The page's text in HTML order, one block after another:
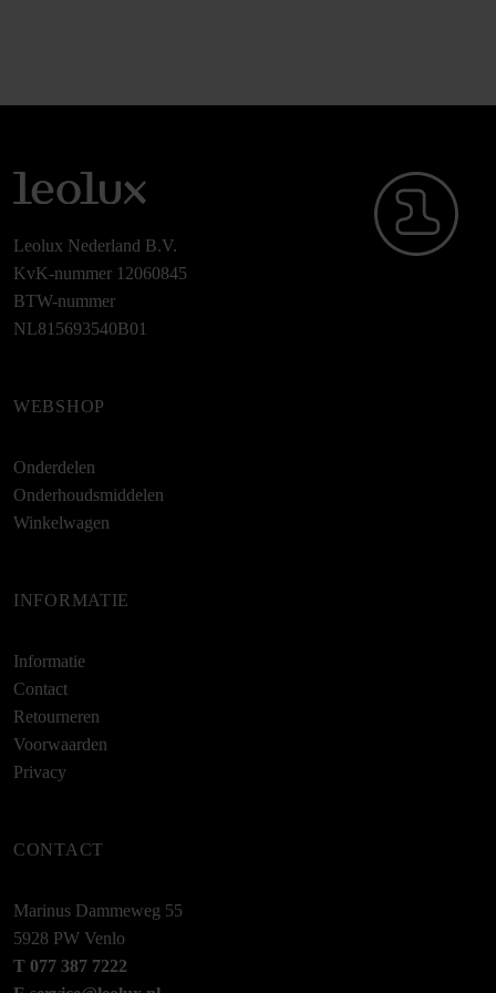
Leolux Nederland B.V.
KvK-nummer 12060845
BTW-nummer
NL815693540B01
WEBSHOP
Onderdelen
Onderhoudsmiddelen
Winkelwagen
INFORMATIE
Informatie
Contact
Retourneren
Voorwaarden
Privacy
CONTACT
Marinus Dammeweg 55
5928 PW Venlo
T 077 387 7222